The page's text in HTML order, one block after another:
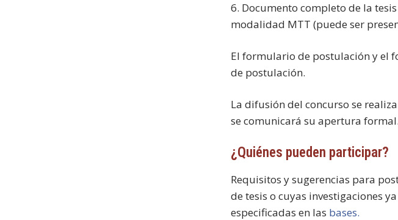
6. Documento completo de la
modalidad MTT (puede ser
El formulario de postulación y el
de postulación.
La difusión del concurso se
se comunicará su apertura formal.
¿Quiénes pueden participar?
Requisitos y sugerencias para
de tesis o cuyas investigaciones
especificadas en las bases.